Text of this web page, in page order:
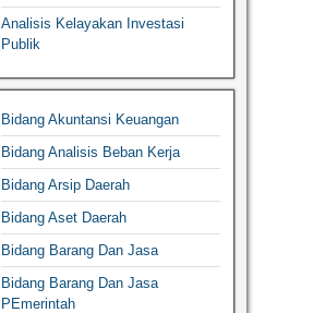
Analisis Kelayakan Investasi
Publik
Bidang Akuntansi Keuangan
Bidang Analisis Beban Kerja
Bidang Arsip Daerah
Bidang Aset Daerah
Bidang Barang Dan Jasa
Bidang Barang Dan Jasa
PEmerintah